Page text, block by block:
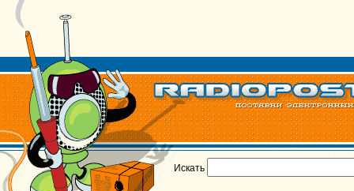
Искать